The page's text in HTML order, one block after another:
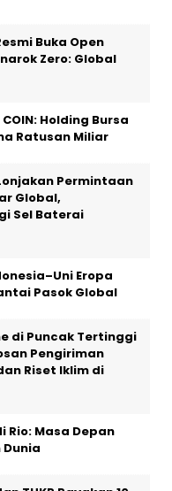
Buka Open
Zero: Global
Holding Bursa
Ratusan Miliar
Permintaan
Global,
Sel Baterai
Eropa
Pasok Global
di Puncak Tertinggi
Pengiriman
Riset Iklim di
Rio: Masa Depan
Dunia